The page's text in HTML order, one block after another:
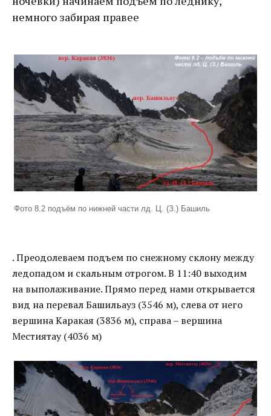
немного забирая правее
Фото 8.2 подъём по нижней части лд. Ц. (З.) Башиль
. Преодолеваем подъем по снежному склону между
ледопадом и скальным отрогом. В 11:40 выходим
на выполаживание. Прямо перед нами открывается
вид на перевал Башильауз (3546 м), слева от него
вершина Каракая (3836 м), справа – вершина
Местиятау (4036 м)